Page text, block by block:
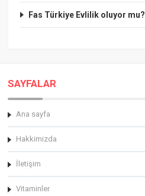
Fas Türkiye Evlilik oluyor mu?
SAYFALAR
Ana sayfa
Hakkimizda
İletişim
Vitaminler